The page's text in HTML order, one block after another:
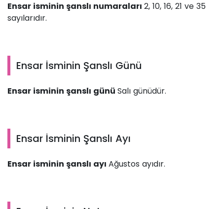
Ensar isminin şanslı numaraları 2, 10, 16, 21 ve 35
sayılarıdır.
Ensar İsminin Şanslı Günü
Ensar isminin şanslı günü Salı günüdür.
Ensar İsminin Şanslı Ayı
Ensar isminin şanslı ayı Ağustos ayıdır.